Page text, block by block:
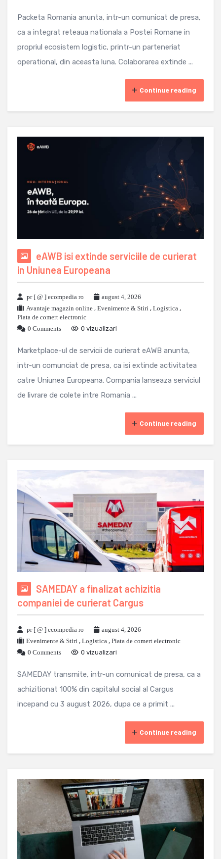
Packeta Romania anunta, intr-un comunicat de presa,
ca a integrat reteaua nationala a Postei Romane in
propriul ecosistem logistic, printr-un parteneriat
operational, din aceasta luna. Colaborarea extinde ...
Continue reading
eAWB isi extinde serviciile de curierat
in Uniunea Europeana
pr [ @ ] ecompedia ro
august 4, 2026
Avantaje magazin online , Evenimente & Stiri , Logistica ,
Piata de comert electronic
0 Comments
0 vizualizari
Marketplace-ul de servicii de curierat eAWB anunta,
intr-un comunciat de presa, ca isi extinde activitatea
catre Uniunea Europeana. Compania lanseaza serviciul
de livrare de colete intre Romania ...
Continue reading
SAMEDAY a finalizat achizitia
companiei de curierat Cargus
pr [ @ ] ecompedia ro
august 4, 2026
Evenimente & Stiri , Logistica , Piata de comert electronic
0 Comments
0 vizualizari
SAMEDAY transmite, intr-un comunicat de presa, ca a
achizitionat 100% din capitalul social al Cargus
incepand cu 3 august 2026, dupa ce a primit ...
Continue reading